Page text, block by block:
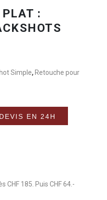
:
Simple, Retouche pour
CHF 185. Puis CHF 64.-